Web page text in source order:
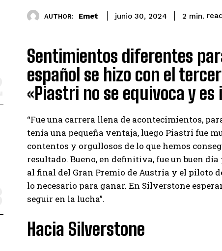
AUTHOR: Emet junio 30, 2024 2 min. read
Sentimientos diferentes
español se hizo con el
«Piastri no se equivoca y
“Fue una carrera llena de acontecimientos,
tenía una pequeña ventaja, luego Piastri fue
contentos y orgullosos de lo que hemos
resultado. Bueno, en definitiva, fue un buen
al final del Gran Premio de Austria y el piloto
lo necesario para ganar. En Silverstone
seguir en la lucha”.
Hacia Silverstone